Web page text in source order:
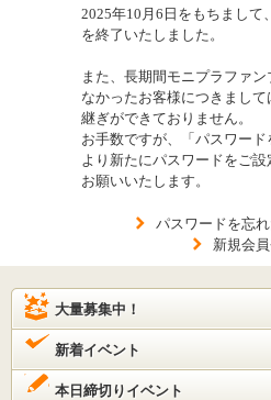
2025年10月6日をもちまして
を終了いたしました。
また、長期間モニプラファ
なかったお客様につきまして
継ぎができておりません。
お手数ですが、「パスワード
より新たにパスワードをご
お願いいたします。
パスワードを忘
新規会
大量募集中！
新着イベント
本日締切りイベント